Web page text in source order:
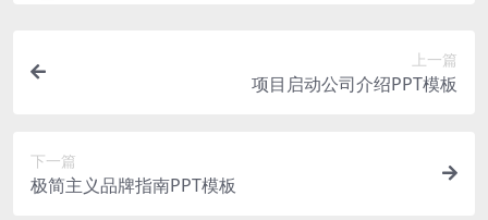
上一篇
项目启动公司介绍PPT模板
下一篇
极简主义品牌指南PPT模板